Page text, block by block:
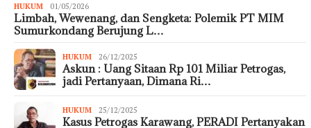
HUKUM 01/05/2026
Limbah, Wewenang, dan Sengketa: Polemik PT MIM
Sumurkondang Berujung L…
HUKUM 26/12/2025
Askun : Uang Sitaan Rp 101 Miliar Petrogas,
jadi Pertanyaan, Dimana Ri…
HUKUM 25/12/2025
Kasus Petrogas Karawang, PERADI Pertanyakan